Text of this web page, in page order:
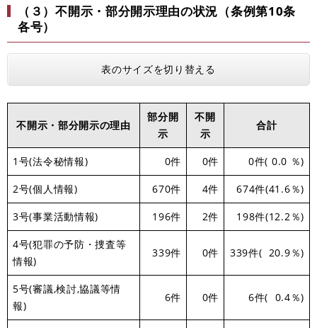
（３）不開示・部分開示理由の状況（条例第10条
各号）
表のサイズを切り替える
不開示・部分開示の理由
部分開
示
不開
示
合計
1号(法令秘情報) 0件 0件 0件( 0.0 ％)
2号(個人情報) 670件 4件 674件(41.6％)
3号(事業活動情報) 196件 2件 198件(12.2％)
4号(犯罪の予防・捜査等
情報)
339件 0件 339件( 20.9％)
5号(審議,検討,協議等情
報)
6件 0件 6件( 0.4％)